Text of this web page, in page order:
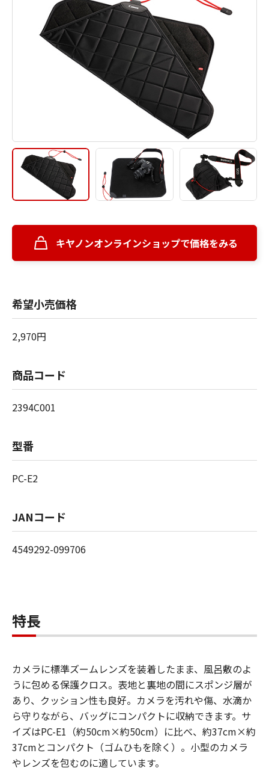
キヤノンオンラインショップで価格をみる
希望小売価格
2,970円
商品コード
2394C001
型番
PC-E2
JANコード
4549292-099706
特長
カメラに標準ズームレンズを装着したまま、風呂敷のよ
うに包める保護クロス。表地と裏地の間にスポンジ層が
あり、クッション性も良好。カメラを汚れや傷、水滴か
ら守りながら、バッグにコンパクトに収納できます。サ
イズはPC-E1（約50cm×約50cm）に比べ、約37cm×約
37cmとコンパクト（ゴムひもを除く）。小型のカメラ
やレンズを包むのに適しています。